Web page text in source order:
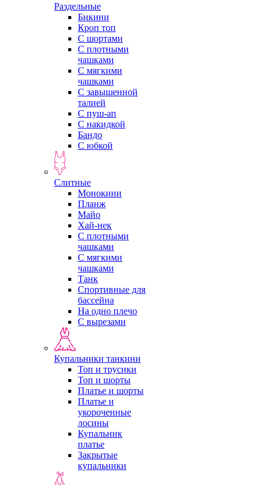
Раздельные
Бикини
Кроп топ
С шортами
С плотными
чашками
С мягкими
чашками
С завышенной
талией
С пуш-ап
С накидкой
Бандо
С юбкой
Слитные
Монокини
Планж
Майо
Хай-нек
С плотными
чашками
С мягкими
чашками
Танк
Спортивные для
бассейна
На одно плечо
С вырезами
Купальники танкини
Топ и трусики
Топ и шорты
Платье и шорты
Платье и
укороченные
лосины
Купальник
платье
Закрытые
купальники